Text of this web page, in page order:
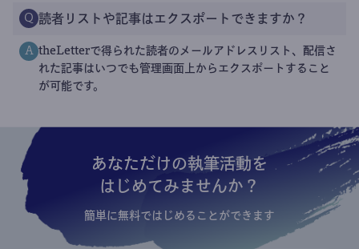
Q 読者リストや記事はエクスポートできますか？
A theLetterで得られた読者のメールアドレスリスト、配信さ
れた記事はいつでも管理画面上からエクスポートすること
が可能です。
あなただけの執筆活動を
はじめてみませんか？
簡単に無料ではじめることができます